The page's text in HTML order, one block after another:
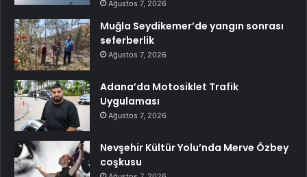
Ağustos 7, 2026
Muğla Seydikemer’de yangın sonrası
seferberlik
Ağustos 7, 2026
Adana’da Motosiklet Trafik
Uygulaması
Ağustos 7, 2026
Nevşehir Kültür Yolu’nda Merve Özbey
coşkusu